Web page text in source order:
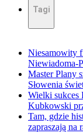
Tagi
Niesamowity
Niewiadoma-
Master Plany
Słowenia
Wielki sukces
Kubkowski
Tam, gdzie
zapraszają na